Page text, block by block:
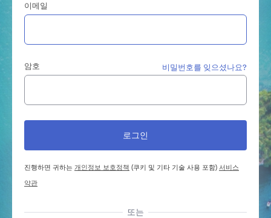
이메일
암호 비밀번호를 잊으셨나요?
진행하면 귀하는개인정보 보호정책 (쿠키 및 기타 기술 사용 포함)서비스
약관
또는